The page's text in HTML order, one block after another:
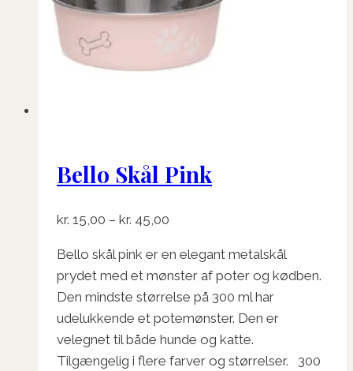
kan
vælges
på
Bello Skål Pink
kr. 15,00 – kr. 45,00
til
kr. 45,00
Bello skål pink er en elegant metalskål
prydet med et mønster af poter og kødben.
Den mindste størrelse på 300 ml har
udelukkende et potemønster. Den er
velegnet til både hunde og katte.
Tilgængelig i flere farver og størrelser. 300